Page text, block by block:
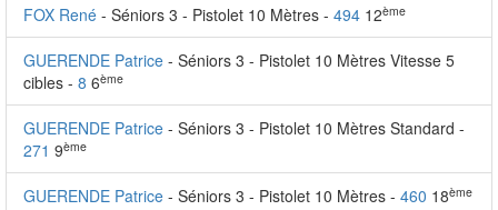
FOX René - Séniors 3 - Pistolet 10 Mètres - 494 12ème
GUERENDE Patrice - Séniors 3 - Pistolet 10 Mètres Vitesse 5
cibles - 8 6ème
GUERENDE Patrice - Séniors 3 - Pistolet 10 Mètres Standard -
271 9ème
GUERENDE Patrice - Séniors 3 - Pistolet 10 Mètres - 460 18ème